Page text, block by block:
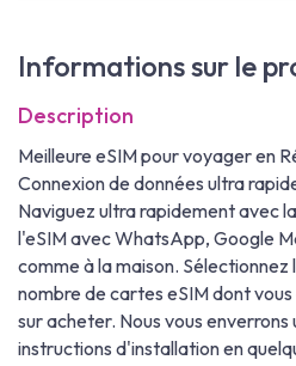
Informations sur le
Description
Meilleure eSIM pour voyager en
Connexion de données ultra
Naviguez ultra rapidement avec
l'eSIM avec WhatsApp, Google
comme à la maison. Sélectionnez
nombre de cartes eSIM dont
sur acheter. Nous vous enverrons
instructions d'installation en